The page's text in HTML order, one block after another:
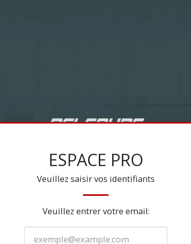
ESPACE PRO
Veuillez saisir vos identifiants
Veuillez entrer votre email: